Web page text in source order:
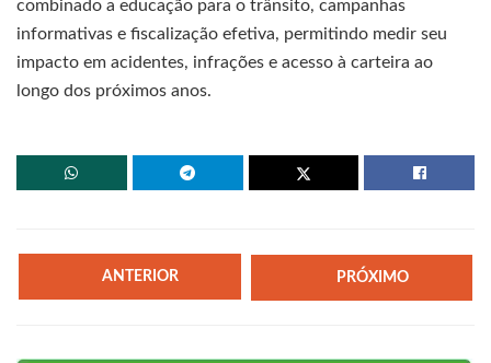
combinado a educação para o trânsito, campanhas
informativas e fiscalização efetiva, permitindo medir seu
impacto em acidentes, infrações e acesso à carteira ao
longo dos próximos anos.
ANTERIOR PRÓXIMO